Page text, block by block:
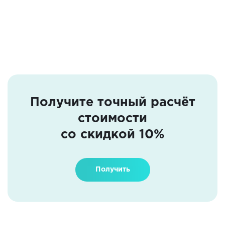
Получите точный расчёт
стоимости
со скидкой 10%
Получить